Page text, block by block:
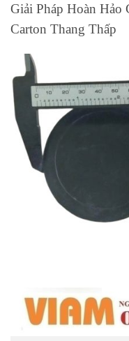
Giải Pháp Hoàn
Carton Thang Thấp